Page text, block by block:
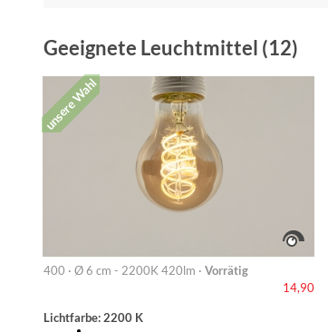
Geeignete Leuchtmittel (12)
unsere Wahl
400 · Ø 6 cm - 2200K 420lm · Vorrätig
14,90
Lichtfarbe: 2200 K